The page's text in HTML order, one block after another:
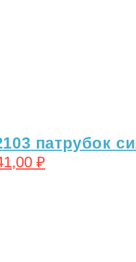
патрубок
₽